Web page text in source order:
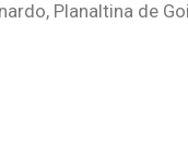
Planaltina de